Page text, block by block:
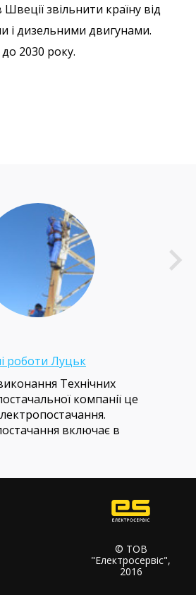
Швеції звільнити країну від
і дизельними двигунами.
2030 року.
роботи Луцьк
Технічних
компанії це
включає в
повний перелік
і падіння напруги в
та план прокладки
© ТОВ
"Електросервіс",
2016